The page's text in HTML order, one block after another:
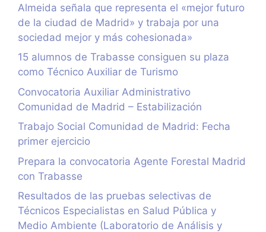
Almeida señala que representa el «mejor futuro
de la ciudad de Madrid» y trabaja por una
sociedad mejor y más cohesionada»
15 alumnos de Trabasse consiguen su plaza
como Técnico Auxiliar de Turismo
Convocatoria Auxiliar Administrativo
Comunidad de Madrid – Estabilización
Trabajo Social Comunidad de Madrid: Fecha
primer ejercicio
Prepara la convocatoria Agente Forestal Madrid
con Trabasse
Resultados de las pruebas selectivas de
Técnicos Especialistas en Salud Pública y
Medio Ambiente (Laboratorio de Análisis y